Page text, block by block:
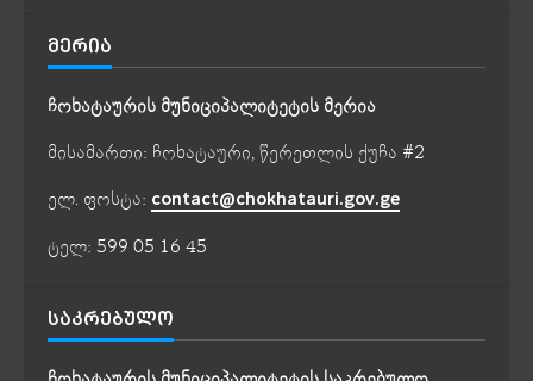
ᲛᲔᲠᲘᲐ
ჩოხატაურის მუნიციპალიტეტის მერია
მისამართი: ჩოხატაური, წერეთლის ქუჩა #2
ელ. ფოსტა: contact@chokhatauri.gov.ge
ტელ: 599 05 16 45
ᲡᲐᲙᲠᲔᲑᲣᲚᲝ